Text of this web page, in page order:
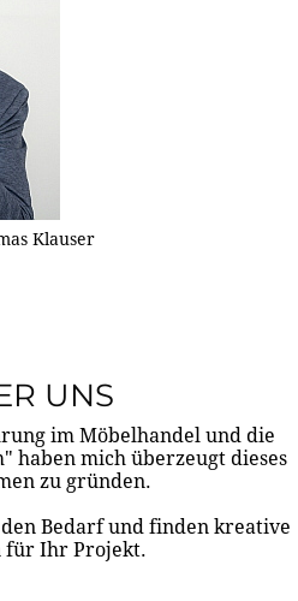
Klauser
UNS
im Möbelhandel und die
haben mich überzeugt dieses
zu gründen.
Bedarf und finden kreative
für Ihr Projekt.